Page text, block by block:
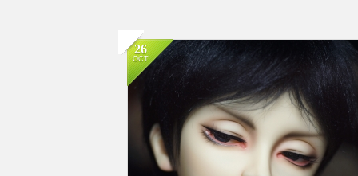
26
OCT